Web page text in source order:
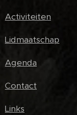
Activiteiten
Lidmaatschap
Agenda
Contact
Links